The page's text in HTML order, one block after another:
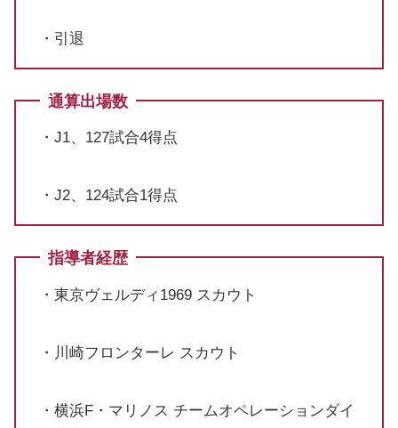
・引退
通算出場数
・J1、127試合4得点
・J2、124試合1得点
指導者経歴
・東京ヴェルディ1969 スカウト
・川崎フロンターレ スカウト
・横浜F・マリノス チームオペレーションダイ